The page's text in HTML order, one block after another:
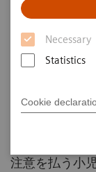
Necessary
Statistics
Cookie
low-dose』と
注意を払う小